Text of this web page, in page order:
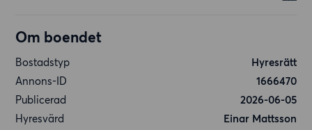
Om boendet
Bostadstyp
Hyresrätt
Annons-ID
1666470
Publicerad
2026-06-05
Hyresvärd
Einar Mattsson